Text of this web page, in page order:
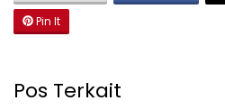
Pin It
Pos Terkait